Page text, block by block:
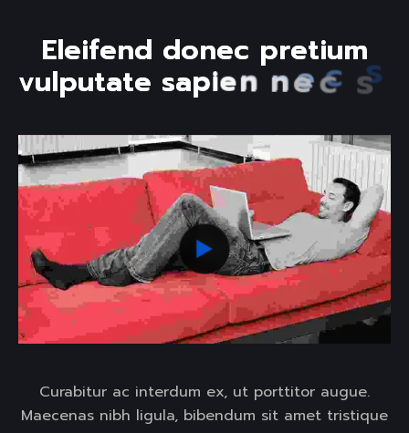
Eleifend donec pretium
vulputate sapien nec sa git
Curabitur ac interdum ex, ut porttitor augue.
Maecenas nibh ligula, bibendum sit amet tristique